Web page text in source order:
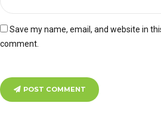
Save my name, email, and website in
comment.
POST COMMENT